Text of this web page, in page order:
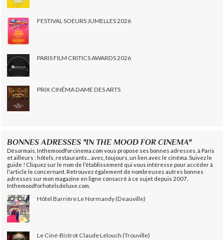
FESTIVAL SOEURS JUMELLES 2026
PARIS FILM CRITICS AWARDS 2026
PRIX CINÉMA DAME DES ARTS
BONNES ADRESSES "IN THE MOOD FOR CINEMA"
Désormais, Inthemoodforcinema.com vous propose ses bonnes adresses, à Paris
et ailleurs : hôtels, restaurants... avec, toujours, un lien avec le cinéma. Suivez le
guide ! Cliquez sur le nom de l'établissement qui vous intéresse pour accéder à
l'article le concernant. Retrouvez également de nombreuses autres bonnes
adresses sur mon magazine en ligne consacré à ce sujet depuis 2007,
Inthemoodforhotelsdeluxe.com.
Hôtel Barrière Le Normandy (Deauville)
Le Ciné-Bistrot Claude Lelouch (Trouville)